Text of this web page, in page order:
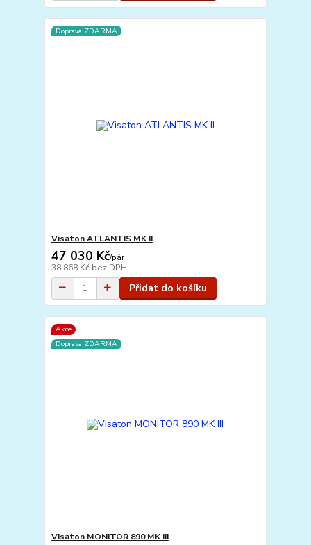
Doprava ZDARMA
Visaton ATLANTIS MK II
47 030 Kč/pár
38 868 Kč bez DPH
Přidat do košíku
Akce
Doprava ZDARMA
Visaton MONITOR 890 MK III